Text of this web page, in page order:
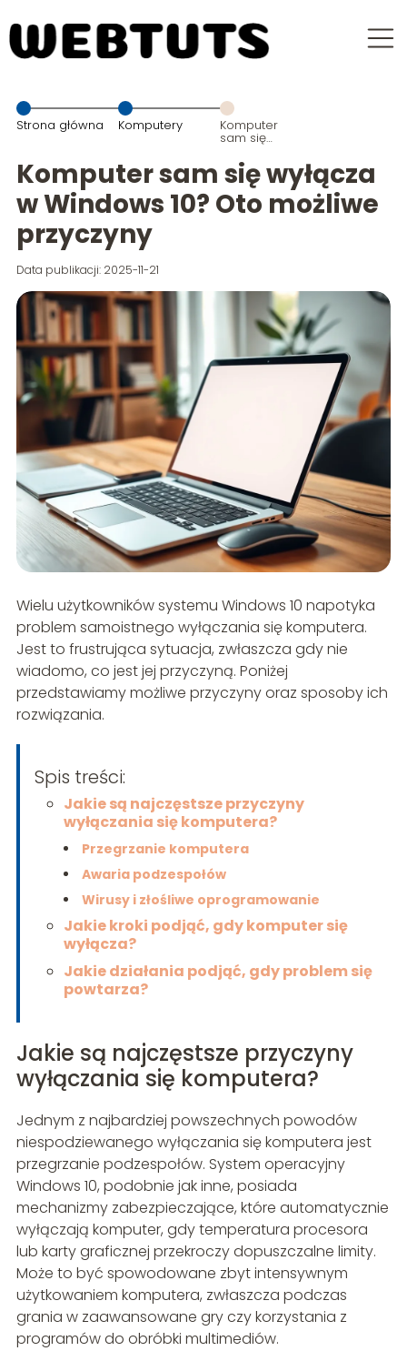
Strona główna Komputery Komputer
sam się
Windows 10?
Oto możliwe
przyczyny
Komputer sam się wyłącza
w Windows 10? Oto możliwe
przyczyny
Data publikacji: 2025-11-21
Wielu użytkowników systemu Windows 10 napotyka
problem samoistnego wyłączania się komputera.
Jest to frustrująca sytuacja, zwłaszcza gdy nie
wiadomo, co jest jej przyczyną. Poniżej
przedstawiamy możliwe przyczyny oraz sposoby ich
rozwiązania.
Spis treści:
Jakie są najczęstsze przyczyny
wyłączania się komputera?
Przegrzanie komputera
Awaria podzespołów
Wirusy i złośliwe oprogramowanie
Jakie kroki podjąć, gdy komputer się
wyłącza?
Jakie działania podjąć, gdy problem się
powtarza?
Jakie są najczęstsze przyczyny
wyłączania się komputera?
Jednym z najbardziej powszechnych powodów
niespodziewanego wyłączania się komputera jest
przegrzanie podzespołów. System operacyjny
Windows 10, podobnie jak inne, posiada
mechanizmy zabezpieczające, które automatycznie
wyłączają komputer, gdy temperatura procesora
lub karty graficznej przekroczy dopuszczalne limity.
Może to być spowodowane zbyt intensywnym
użytkowaniem komputera, zwłaszcza podczas
grania w zaawansowane gry czy korzystania z
programów do obróbki multimediów.